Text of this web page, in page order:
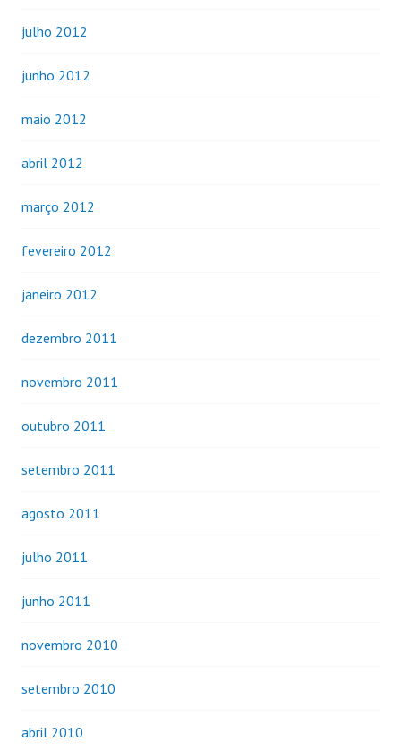
julho 2012
junho 2012
maio 2012
abril 2012
março 2012
fevereiro 2012
janeiro 2012
dezembro 2011
novembro 2011
outubro 2011
setembro 2011
agosto 2011
julho 2011
junho 2011
novembro 2010
setembro 2010
abril 2010